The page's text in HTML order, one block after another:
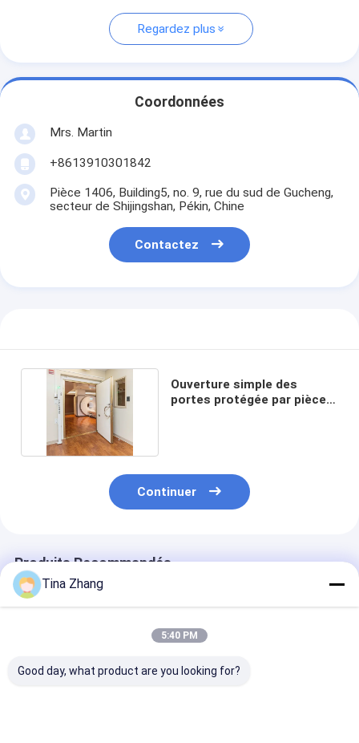
Regardez plus
Coordonnées
Mrs. Martin
+8613910301842
Pièce 1406, Building5, no. 9, rue du sud de Gucheng,
secteur de Shijingshan, Pékin, Chine
Contactez
Ouverture simple des
portes protégée par pièce
Continuer
Produits Recommandés
Tina Zhang
5:40 PM
Good day, what product are you looking for?